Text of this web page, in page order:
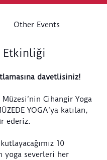
Other Events
Etkinliği
davetlisiniz!
Müzesi’nin Cihangir Yoga
YOGA’ya katılan,
ederiz.
10
yoga severleri her